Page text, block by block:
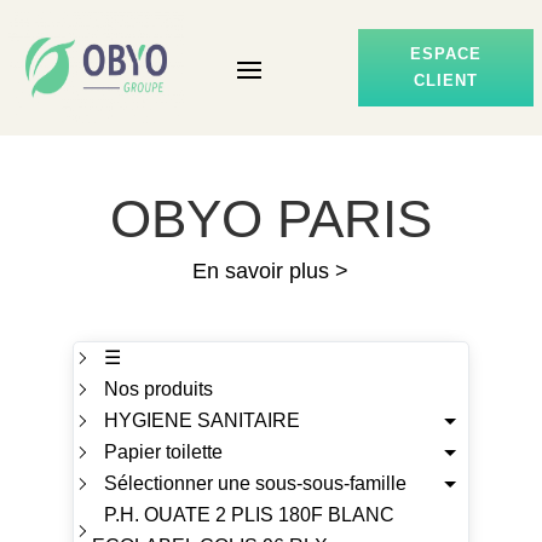
ESPACE
CLIENT
OBYO PARIS
En savoir plus >
☰
Nos produits
HYGIENE SANITAIRE
Papier toilette
Sélectionner une sous-sous-famille
P.H. OUATE 2 PLIS 180F BLANC